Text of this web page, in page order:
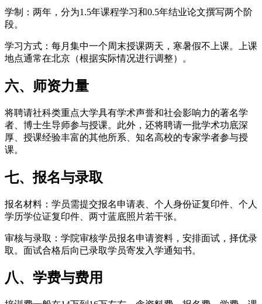
学制：两年，分为1.5年课程学习和0.5年结业论文撰写两个阶
段。
学习方式：每月集中一个周末授课两天，寒暑假不上课。上课
地点通常在北京（根据实际情况进行调整）。
六、师资力量
将聘请社科类重点大学具有学术声誉和社会影响力的著名学
者、博士生导师参与授课。此外，还将聘请一批学术功底深
厚、授课经验丰富的其他所系、知名高校的专家学者参与授
课。
七、报名与录取
报名材料：学员需提交报名申请表、个人身份证复印件、个人
学历学位证复印件、两寸蓝底照片若干张。
审核与录取：学院审核学员报名申请资料，安排面试，择优录
取。面试合格后向已录取学员寄发入学通知书。
八、学费与费用